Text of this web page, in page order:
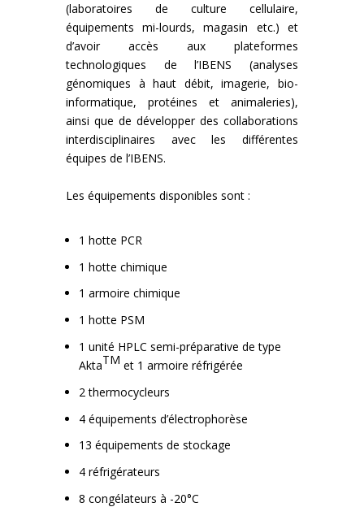
(laboratoires de culture cellulaire,
équipements mi-lourds, magasin etc.) et
d’avoir accès aux plateformes
technologiques de l’IBENS (analyses
génomiques à haut débit, imagerie, bio-
informatique, protéines et animaleries),
ainsi que de développer des collaborations
interdisciplinaires avec les différentes
équipes de l’IBENS.
Les équipements disponibles sont :
1 hotte PCR
1 hotte chimique
1 armoire chimique
1 hotte PSM
1 unité HPLC semi-préparative de type
AktaTM et 1 armoire réfrigérée
2 thermocycleurs
4 équipements d’électrophorèse
13 équipements de stockage
4 réfrigérateurs
8 congélateurs à -20°C